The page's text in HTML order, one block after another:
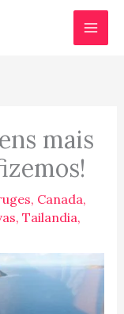
mais
, Canada,
, Tailandia,